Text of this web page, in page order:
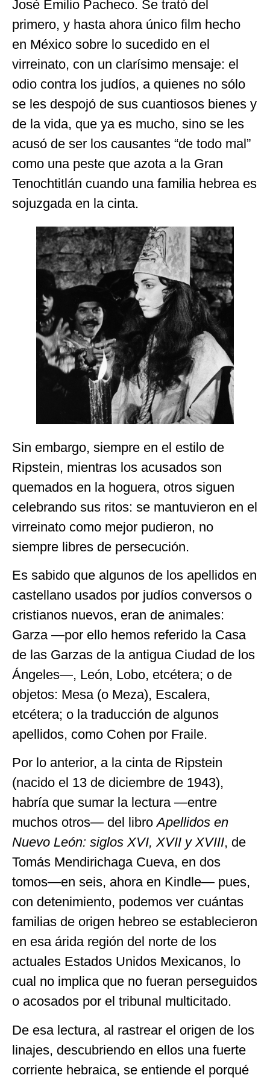
José Emilio Pacheco. Se trató del
primero, y hasta ahora único film hecho
en México sobre lo sucedido en el
virreinato, con un clarísimo mensaje: el
odio contra los judíos, a quienes no sólo
se les despojó de sus cuantiosos bienes y
de la vida, que ya es mucho, sino se les
acusó de ser los causantes “de todo mal”
como una peste que azota a la Gran
Tenochtitlán cuando una familia hebrea es
sojuzgada en la cinta.
Sin embargo, siempre en el estilo de
Ripstein, mientras los acusados son
quemados en la hoguera, otros siguen
celebrando sus ritos: se mantuvieron en el
virreinato como mejor pudieron, no
siempre libres de persecución.
Es sabido que algunos de los apellidos en
castellano usados por judíos conversos o
cristianos nuevos, eran de animales:
Garza —por ello hemos referido la Casa
de las Garzas de la antigua Ciudad de los
Ángeles—, León, Lobo, etcétera; o de
objetos: Mesa (o Meza), Escalera,
etcétera; o la traducción de algunos
apellidos, como Cohen por Fraile.
Por lo anterior, a la cinta de Ripstein
(nacido el 13 de diciembre de 1943),
habría que sumar la lectura —entre
muchos otros— del libroApellidos en
Nuevo León: siglos XVI, XVII y XVIII, de
Tomás Mendirichaga Cueva, en dos
tomos—en seis, ahora en Kindle— pues,
con detenimiento, podemos ver cuántas
familias de origen hebreo se establecieron
en esa árida región del norte de los
actuales Estados Unidos Mexicanos, lo
cual no implica que no fueran perseguidos
o acosados por el tribunal multicitado.
De esa lectura, al rastrear el origen de los
linajes, descubriendo en ellos una fuerte
corriente hebraica, se entiende el porqué